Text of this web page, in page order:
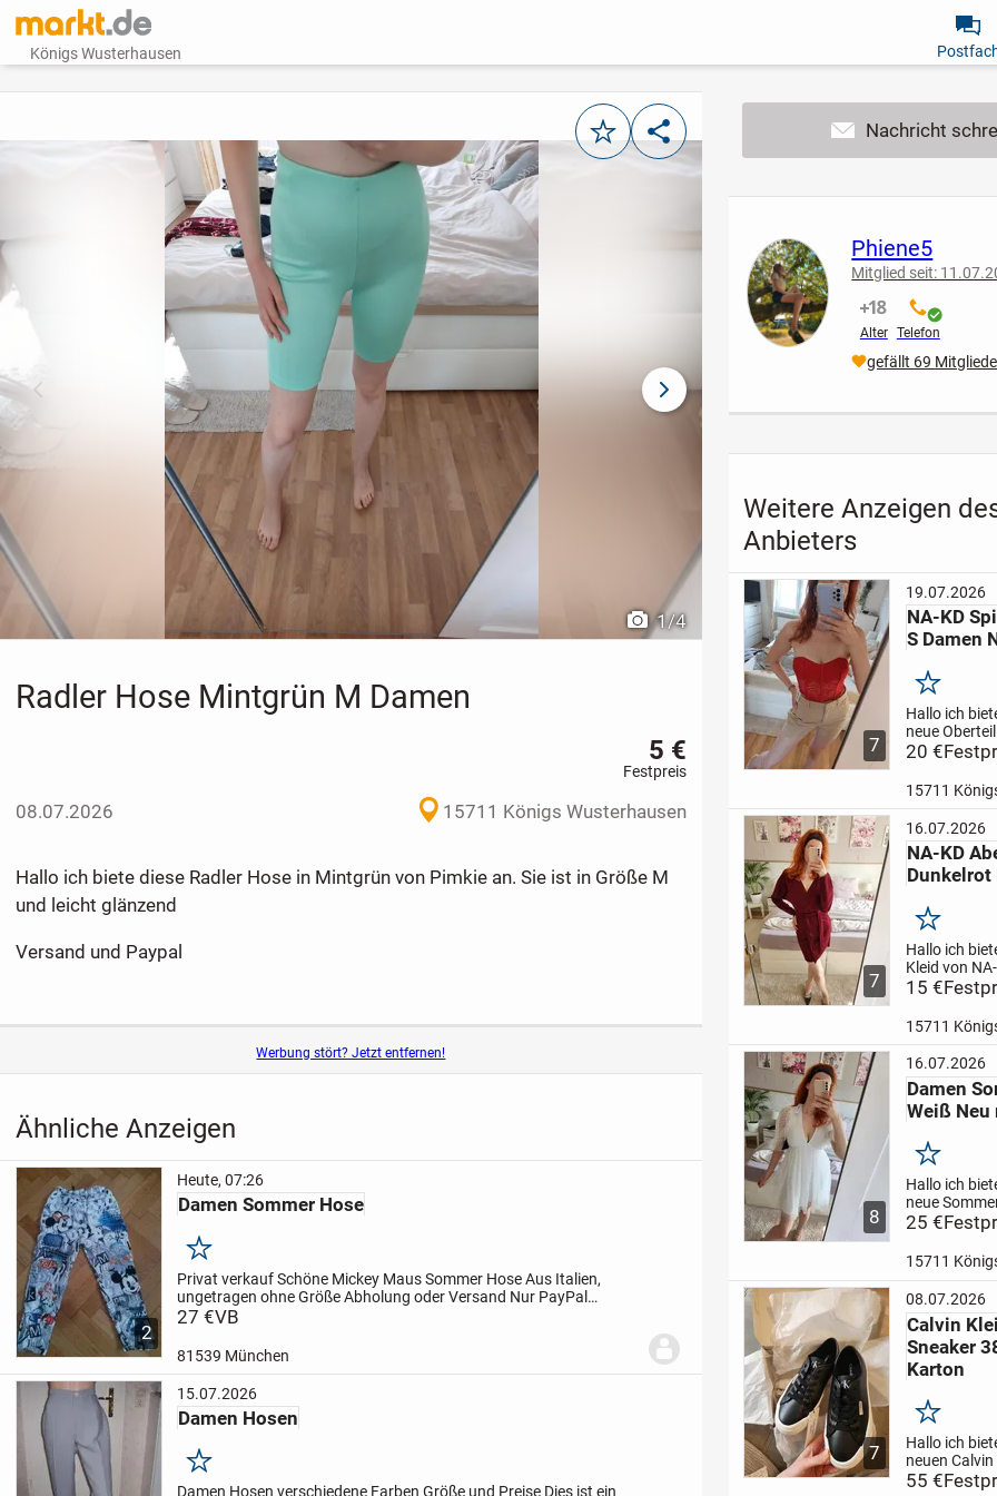
Königs Wusterhausen
MerkenTeilen
vorheriges Bild
1/4
nächstes Bild
Radler Hose Mintgrün M Damen
5 €
Festpreis
08.07.2026 15711 Königs Wusterhausen
Hallo ich biete diese Radler Hose in Mintgrün von Pimkie an. Sie ist in Größe M
und leicht glänzend
Versand und Paypal
Werbung stört? Jetzt entfernen!
Ähnliche Anzeigen
2
Heute, 07:26
Damen Sommer Hose
Merken
Privat verkaufSchöne Mickey Maus Sommer HoseAus Italien,
ungetragen ohne GrößeAbholung oder Versand Nur PayPal
bezahlung
27 €VB
81539 München
15.07.2026
Damen Hosen
Merken
Damen Hosen verschiedene Farben Größe und Preise Dies ist ein
Phiene5
Mitglied seit:
Alter
nicht verifiziert
Telefon
verifiziert
gefällt 69
Weitere Anzeigen
Anbieters
7
19.07.2026
NA-KD
S Damen
Merken
Hallo ich
neue
an. Es ist rot
und neu mit
Etikett
20 €
7
16.07.2026
NA-KD
Dunkelrot
Merken
Hallo ich
Kleid von
ist in Größe
und obenrum
Wickeloptik.
und Paypal
15 €
8
16.07.2026
Damen
Weiß
Merken
Hallo ich
neue
Gina Tricot
weiß, mit Tüll
neu mit
25 €
7
08.07.2026
Calvin
Sneaker
Karton
Merken
Hallo ich
neuen Calvin
Sneaker an.
55 €